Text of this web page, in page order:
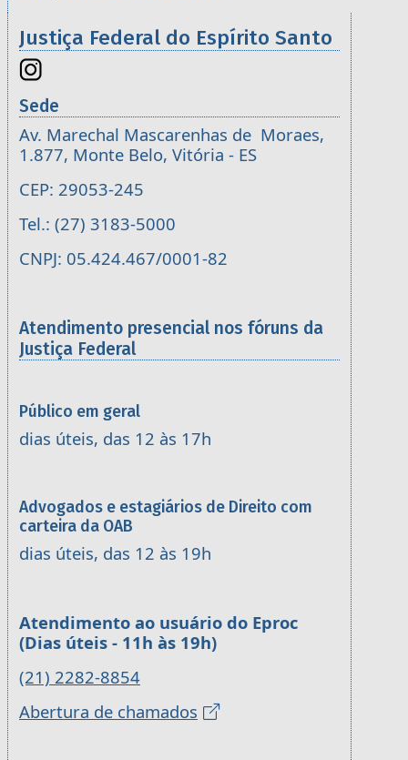
Justiça Federal do Espírito Santo
Sede
Av. Marechal Mascarenhas de Moraes,
1.877, Monte Belo, Vitória - ES
CEP: 29053-245
Tel.: (27) 3183-5000
CNPJ: 05.424.467/0001-82
Atendimento presencial nos fóruns da
Justiça Federal
Público em geral
dias úteis, das 12 às 17h
Advogados e estagiários de Direito com
carteira da OAB
dias úteis, das 12 às 19h
Atendimento ao usuário do Eproc
(Dias úteis - 11h às 19h)
(21) 2282-8854
Abertura de chamados